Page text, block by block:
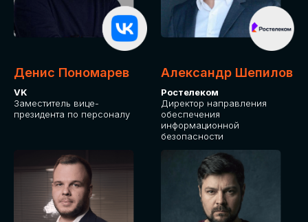
Денис Пономарев
VK
Заместитель вице-
президента по персоналу
Александр Шепилов
Ростелеком
Директор направления
обеспечения
информационной
безопасности